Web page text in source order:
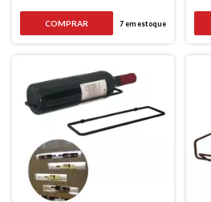
7em estoque